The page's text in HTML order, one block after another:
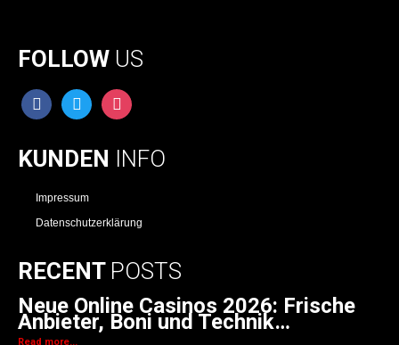
FOLLOW US
facebooktwitter instagram
KUNDEN INFO
Impressum
Datenschutzerklärung
RECENT POSTS
Neue Online Casinos 2026: Frische
Anbieter, Boni und Technik…
Read more...